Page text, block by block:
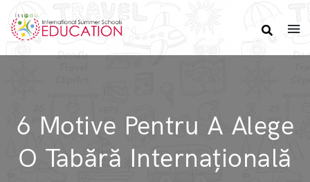
6 Motive Pentru A Alege
O Tabără Internațională